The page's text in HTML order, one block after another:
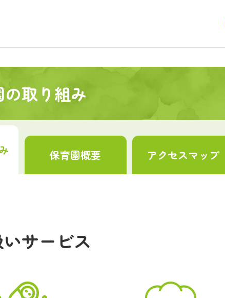
お仕事をお探しの方 よくあるご質問
取り組み
保育園概要 アクセスマップ
サービス